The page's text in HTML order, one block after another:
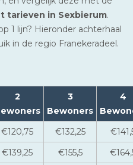
tarieven in Sexbierum.
1 lijn? Hieronder achterhaal
in de regio Franekeradeel.
2
3
Bewoners
4
€120,75 €132,25
€139,25 €155,5